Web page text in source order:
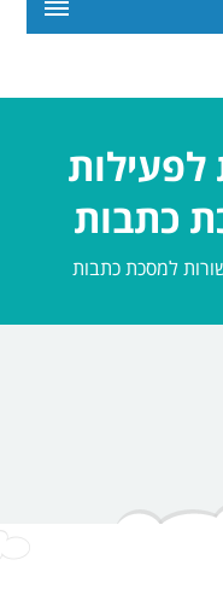
לפעילות
כתבות
למסכת כתבות